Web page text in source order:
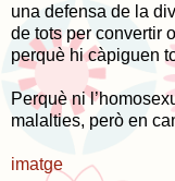
una defensa de la
de tots per convertir
perquè hi càpiguen
Perquè ni
malalties, però en
imatge